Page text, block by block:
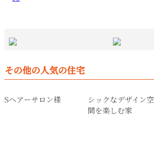
その他の人気の住宅
Sヘアーサロン様
シックなデザイン空
間を楽しむ家